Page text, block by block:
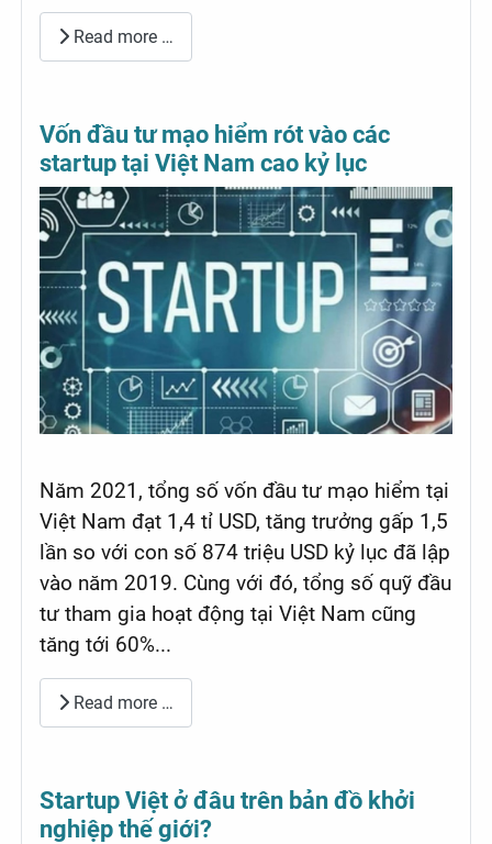
Read more …
Vốn đầu tư mạo hiểm rót vào các
startup tại Việt Nam cao kỷ lục
Năm 2021, tổng số vốn đầu tư mạo hiểm tại
Việt Nam đạt 1,4 tỉ USD, tăng trưởng gấp 1,5
lần so với con số 874 triệu USD kỷ lục đã lập
vào năm 2019. Cùng với đó, tổng số quỹ đầu
tư tham gia hoạt động tại Việt Nam cũng
tăng tới 60%...
Read more …
Startup Việt ở đâu trên bản đồ khởi
nghiệp thế giới?